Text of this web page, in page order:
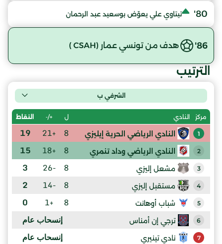
80' تيتاوي علي يعوّض بوسعيد عبد الرحمان
86' هدف من تونسي عمار (CSAH )
الترتيب
الشرفي ب
مركز النادي ل +/- النقاط
1 النادي الرياضي الحرية إيليزي 8
+21
19
2 النادي الرياضي وداد تنمري 8
+18
15
3 مشعل إليزي 8
-26
3
4 مستقبل إليزي 8
-14
2
5 شباب أوهانت 8
+1
0
6 ترجي إن أمناس إنسحاب عام
7 نادي تينيري إنسحاب عام